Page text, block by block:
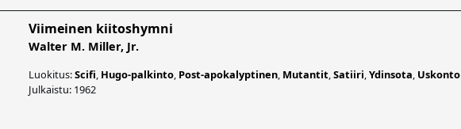
Viimeinen kiitoshymni
Walter M. Miller, Jr.
Luokitus:Scifi, Hugo-palkinto, Post-apokalyptinen, Mutantit,Satiiri,Ydinsota, Uskonto
Julkaistu: 1962